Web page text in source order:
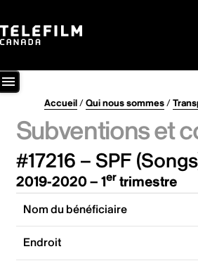
Accueil/Qui nous sommes/
Subventions et
#17216 – SPF
2019-2020 – 1ertrimestre
Nom du bénéficiaire
Endroit